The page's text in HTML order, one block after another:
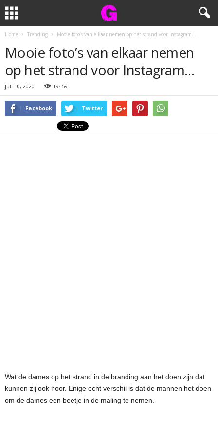
Home Trending Mooie foto’s van elkaar nemen op het strand voor Instagram…
Mooie foto’s van elkaar nemen
op het strand voor Instagram…
juli 10, 2020 19459
Facebook Twitter
Wat de dames op het strand in de branding aan het doen zijn dat
kunnen zij ook hoor. Enige echt verschil is dat de mannen het doen
om de dames een beetje in de maling te nemen.